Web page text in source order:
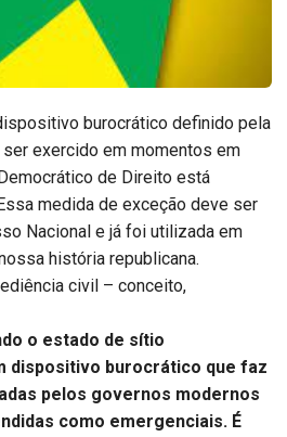
burocrático definido pela
exercido em momentos em
de Direito está
medida de exceção deve ser
Nacional e já foi utilizada em
história republicana.
civil – conceito,
o estado de sítio
dispositivo burocrático que faz
pelos governos modernos
como emergenciais. É